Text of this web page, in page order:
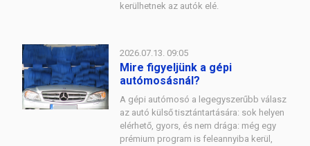
kerülhetnek az autók elé.
2026.07.13. 09:05
Mire figyeljünk a gépi
autómosásnál?
A gépi autómosó a legegyszerűbb válasz
az autó külső tisztántartására: sok helyen
elérhető, gyors, és nem drága: még egy
prémium program is feleannyiba kerül,